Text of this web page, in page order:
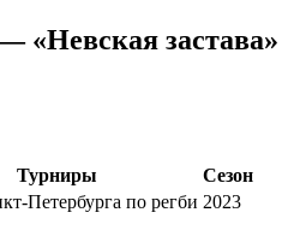
«Невская застава»
Турниры
Сезон
Петербурга по регби 2023